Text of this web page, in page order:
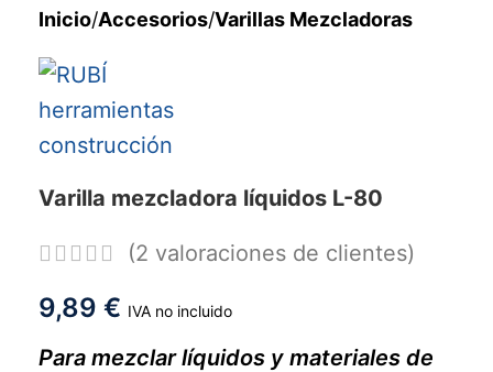
Inicio/Accesorios/Varillas Mezcladoras
Varilla mezcladora líquidos L-80
(2 valoraciones de clientes)
9,89 € IVA no incluido
Para mezclar líquidos y materiales de